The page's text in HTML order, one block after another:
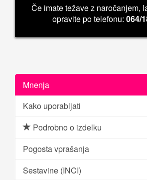
Če imate težave z naročanjem,
opravite po telefonu: 064/
Mnenja
Kako uporabljati
Podrobno o izdelku
Pogosta vprašanja
Sestavine (INCI)